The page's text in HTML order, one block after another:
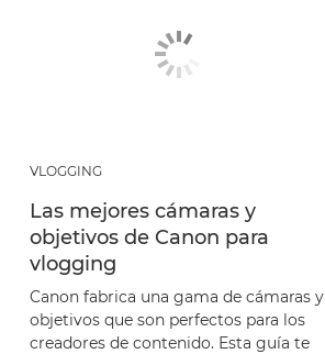
VLOGGING
Las mejores cámaras y
objetivos de Canon para
vlogging
Canon fabrica una gama de cámaras y
objetivos que son perfectos para los
creadores de contenido. Esta guía te